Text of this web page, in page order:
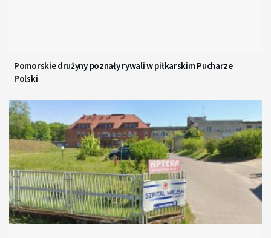
Pomorskie drużyny poznały rywali w piłkarskim Pucharze
Polski